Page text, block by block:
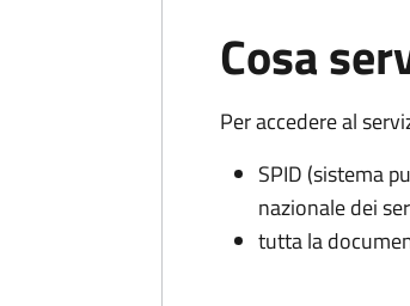
Cosa
Per accedere al
SPID (sistema
nazionale dei
tutta la